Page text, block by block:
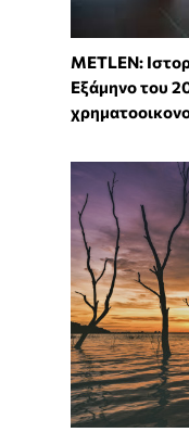
METLEN:
Εξάμηνο του